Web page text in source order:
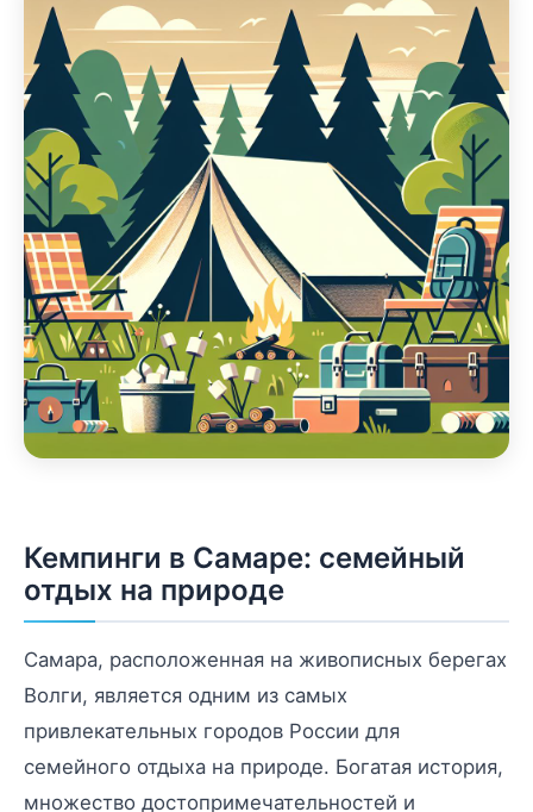
Кемпинги в Самаре: семейный
отдых на природе
Самара, расположенная на живописных берегах
Волги, является одним из самых
привлекательных городов России для
семейного отдыха на природе. Богатая история,
множество достопримечательностей и